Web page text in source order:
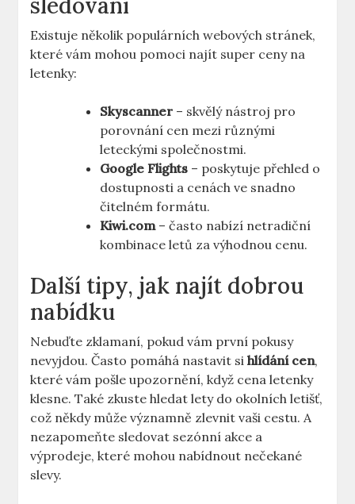
sledování
Existuje několik populárních webových stránek,
které vám mohou pomoci najít super ceny na
letenky:
Skyscanner – skvělý nástroj pro
porovnání cen mezi různými
leteckými společnostmi.
Google Flights – poskytuje přehled o
dostupnosti a cenách ve snadno
čitelném formátu.
Kiwi.com– často nabízí netradiční
kombinace letů za výhodnou cenu.
Další tipy, jak najít dobrou
nabídku
Nebuďte zklamaní, pokud vám první pokusy
nevyjdou. Často pomáhá nastavit sihlídání cen,
které vám pošle upozornění, když cena letenky
klesne. Také zkuste hledat lety do okolních letišť,
což někdy může významně zlevnit vaši cestu. A
nezapomeňte sledovat sezónní akce a
výprodeje, které mohou nabídnout nečekané
slevy.